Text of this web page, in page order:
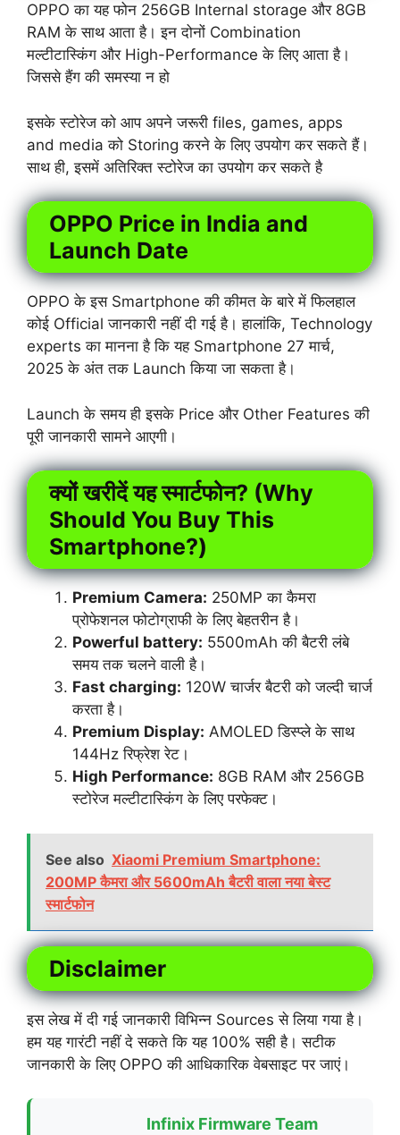
OPPO का यह फोन 256GB Internal storage और 8GB
RAM के साथ आता है। इन दोनों Combination
मल्टीटास्किंग और High-Performance के लिए आता है।
जिससे हैंग की समस्या न हो
इसके स्टोरेज को आप अपने जरूरी files, games, apps
and media को Storing करने के लिए उपयोग कर सकते हैं।
साथ ही, इसमें अतिरिक्त स्टोरेज का उपयोग कर सकते है
OPPO Price in India and
Launch Date
OPPO के इस Smartphone की कीमत के बारे में फिलहाल
कोई Official जानकारी नहीं दी गई है। हालांकि, Technology
experts का मानना है कि यह Smartphone 27 मार्च,
2025 के अंत तक Launch किया जा सकता है।
Launch के समय ही इसके Price और Other Features की
पूरी जानकारी सामने आएगी।
क्यों खरीदें यह स्मार्टफोन? (Why
Should You Buy This
Smartphone?)
Premium Camera: 250MP का कैमरा
प्रोफेशनल फोटोग्राफी के लिए बेहतरीन है।
Powerful battery: 5500mAh की बैटरी लंबे
समय तक चलने वाली है।
Fast charging: 120W चार्जर बैटरी को जल्दी चार्ज
करता है।
Premium Display: AMOLED डिस्प्ले के साथ
144Hz रिफ्रेश रेट।
High Performance: 8GB RAM और 256GB
स्टोरेज मल्टीटास्किंग के लिए परफेक्ट।
See also Xiaomi Premium Smartphone:
200MP कैमरा और 5600mAh बैटरी वाला नया बेस्ट
स्मार्टफोन
Disclaimer
इस लेख में दी गई जानकारी विभिन्न Sources से लिया गया है।
हम यह गारंटी नहीं दे सकते कि यह 100% सही है। सटीक
जानकारी के लिए OPPO की आधिकारिक वेबसाइट पर जाएं।
Infinix Firmware Team